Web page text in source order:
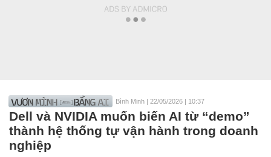
Bình Minh | 22/05/2026 | 10:37
Dell và NVIDIA muốn biến AI từ “demo”
thành hệ thống tự vận hành trong doanh
nghiệp